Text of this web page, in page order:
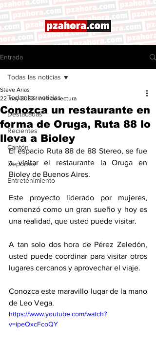
Entrada
Todas las noticias
Destacadas
Recientes
Cantón
Deportes
Entretenimiento
Todas las noticias
Conozca un restaurante en
forma de Oruga, Ruta 88 lo
lleva a Bioley
Steve Arias
22 may 2023 1 min de lectura
El espacio Ruta 88 de 88 Stereo, se fue
a visitar el restaurante la Oruga en
Bioley de Buenos Aires.
Este proyecto liderado por mujeres,
comenzó como un gran sueño y hoy es
una realidad, que usted puede visitar.
A tan solo dos hora de Pérez Zeledón,
usted puede coordinar para visitar otros
lugares cercanos y aprovechar el viaje.
Conozca este maravillo lugar de la mano
de Leo Vega.
https://www.youtube.com/watch?
v=ipeQxcFcoQY